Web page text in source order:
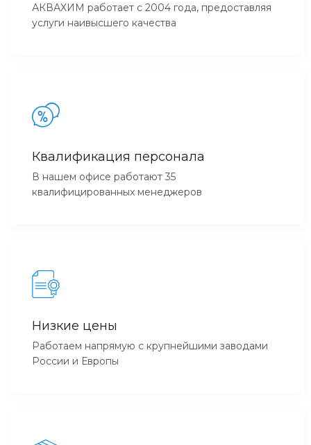
АКВАХИМ работает с 2004 года, предоставляя
услуги наивысшего качества
Квалификация персонала
В нашем офисе работают 35
квалифицированных менеджеров
Низкие цены
Работаем напрямую с крупнейшими заводами
России и Европы